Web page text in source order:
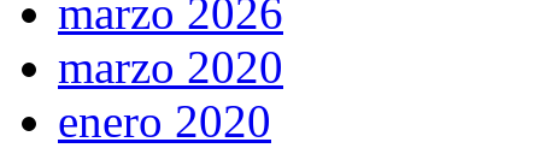
marzo 2026
marzo 2020
enero 2020